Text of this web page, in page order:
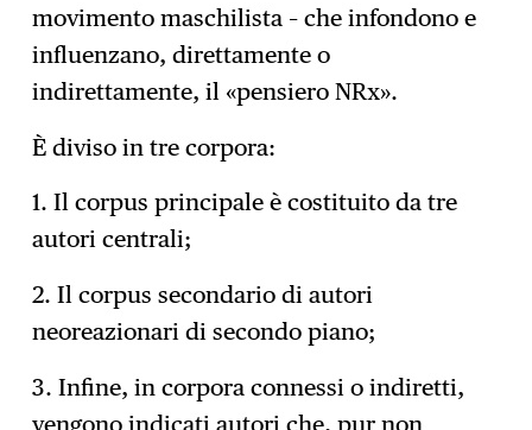
movimento maschilista – che infondono e
influenzano, direttamente o
indirettamente, il «pensiero NRx».
È diviso in tre corpora:
1. Il corpus principale è costituito da tre
autori centrali;
2. Il corpus secondario di autori
neoreazionari di secondo piano;
3. Infine, in corpora connessi o indiretti,
vengono indicati autori che, pur non